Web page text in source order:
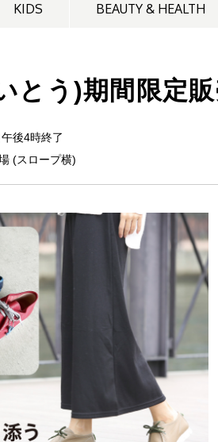
KIDS BEAUTY & HEALTH
とう)期間限定
後4時終了
(スロープ横)